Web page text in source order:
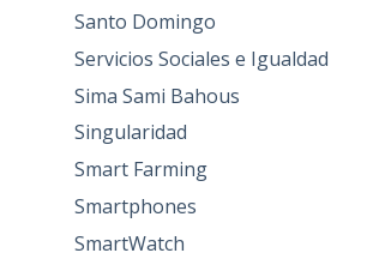
Santo Domingo
Servicios Sociales e Igualdad
Sima Sami Bahous
Singularidad
Smart Farming
Smartphones
SmartWatch